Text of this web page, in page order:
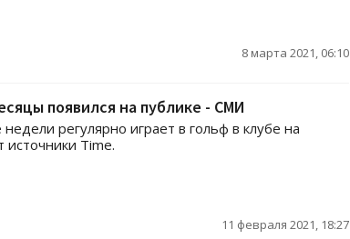
8 марта 2021, 06:10
появился на публике - СМИ
регулярно играет в гольф в клубе на
источники Time.
11 февраля 2021, 18:27